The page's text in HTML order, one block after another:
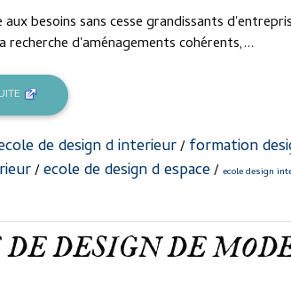
besoins sans cesse grandissants
recherche d'aménagements cohérents,...
de design d interieur/formation
/ecole de design d espace/ ecole design
DESIGN DE MODE